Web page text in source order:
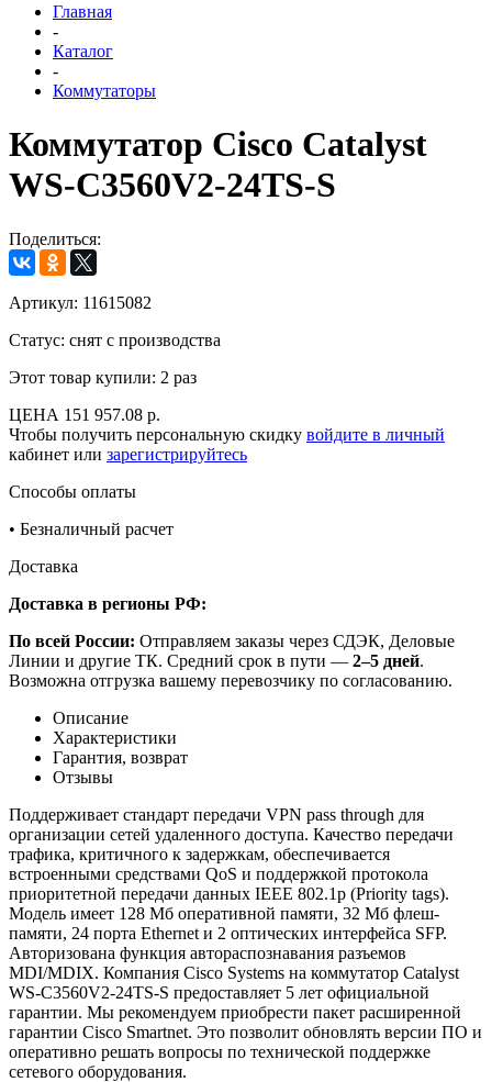
Главная
-
Каталог
-
Коммутаторы
Коммутатор Cisco Catalyst
WS-C3560V2-24TS-S
Поделиться:
Артикул: 11615082
Статус: снят с производства
Этот товар купили: 2 раз
ЦЕНА 151 957.08 р.
Чтобы получить персональную скидку войдите в личный
кабинет или зарегистрируйтесь
Способы оплаты
• Безналичный расчет
Доставка
Доставка в регионы РФ:
По всей России: Отправляем заказы через СДЭК, Деловые
Линии и другие ТК. Средний срок в пути — 2–5 дней.
Возможна отгрузка вашему перевозчику по согласованию.
Описание
Характеристики
Гарантия, возврат
Отзывы
Поддерживает стандарт передачи VPN pass through для
организации сетей удаленного доступа. Качество передачи
трафика, критичного к задержкам, обеспечивается
встроенными средствами QoS и поддержкой протокола
приоритетной передачи данных IEEE 802.1p (Priority tags).
Модель имеет 128 Мб оперативной памяти, 32 Мб флеш-
памяти, 24 порта Ethernet и 2 оптических интерфейса SFP.
Авторизована функция автораспознавания разъемов
MDI/MDIX. Компания Cisco Systems на коммутатор Catalyst
WS-C3560V2-24TS-S предоставляет 5 лет официальной
гарантии. Мы рекомендуем приобрести пакет расширенной
гарантии Cisco Smartnet. Это позволит обновлять версии ПО и
оперативно решать вопросы по технической поддержке
сетевого оборудования.